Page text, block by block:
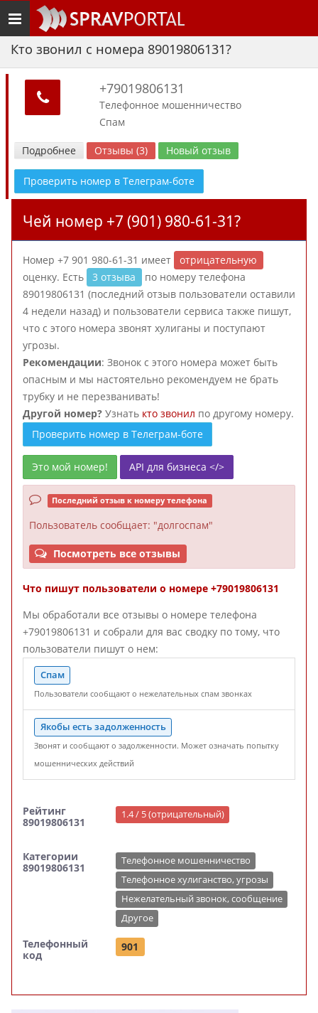
Toggle
navigation
Кто звонил с номера 89019806131?
+79019806131
Телефонное мошенничество
Спам
Подробнее Отзывы (3) Новый отзыв
Проверить номер в Телеграм-боте
Чей номер +7 (901) 980-61-31?
Номер +7 901 980-61-31 имеет
отрицательную
оценку. Есть
3 отзыва
по номеру телефона
89019806131 (последний отзыв пользователи оставили
4 недели назад) и пользователи сервиса также пишут,
что с этого номера звонят хулиганы и поступают
угрозы.
Рекомендации: Звонок с этого номера может быть
опасным и мы настоятельно рекомендуем не брать
трубку и не перезванивать!
Другой номер? Узнать кто звонил по другому номеру.
Проверить номер в Телеграм-боте
Это мой номер! API для бизнеса </>
Последний отзыв к номеру телефона
Пользователь сообщает: "долгоспам"
Посмотреть все отзывы
Что пишут пользователи о номере +79019806131
Мы обработали все отзывы о номере телефона
+79019806131 и собрали для вас сводку по тому, что
пользователи пишут о нем:
Спам
Пользователи сообщают о нежелательных спам звонках
Якобы есть задолженность
Звонят и сообщают о задолженности. Может означать попытку
мошеннических действий
Рейтинг
89019806131
1.4 / 5 (отрицательный)
Категории
89019806131
Телефонное мошенничество
Телефонное хулиганство, угрозы
Нежелательный звонок, сообщение
Другое
Телефонный
код
901